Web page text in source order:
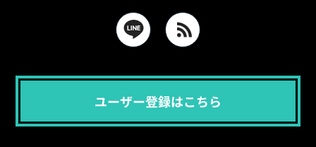
ユーザー登録はこちら